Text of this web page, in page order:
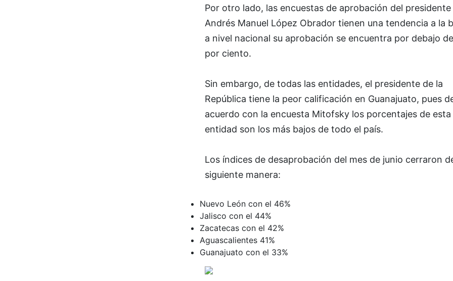
Por otro lado, las encuestas de aprobación del presidente
Andrés Manuel López Obrador tienen una tendencia a la
a nivel nacional su aprobación se encuentra por debajo
por ciento.
Sin embargo, de todas las entidades, el presidente de la
República tiene la peor calificación en Guanajuato, pues
acuerdo con la encuesta Mitofsky los porcentajes de esta
entidad son los más bajos de todo el país.
Los índices de desaprobación del mes de junio cerraron
siguiente manera:
Nuevo León con el 46%
Jalisco con el 44%
Zacatecas con el 42%
Aguascalientes 41%
Guanajuato con el 33%